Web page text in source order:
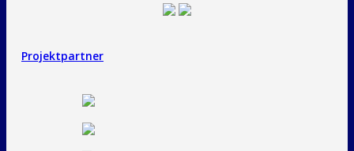
Projektpartner